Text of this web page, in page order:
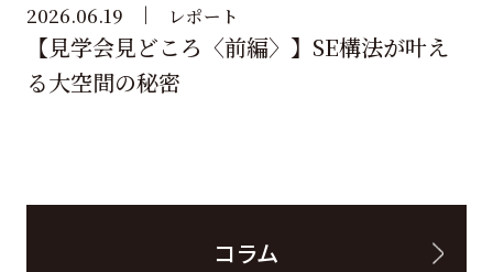
2026.06.19 レポート
【見学会見どころ〈前編〉】SE構法が叶え
る大空間の秘密
コラム